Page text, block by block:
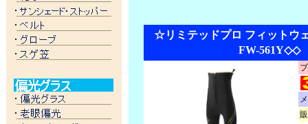
☆リミテッドプロ フィットウ
FW-561Y◇◇